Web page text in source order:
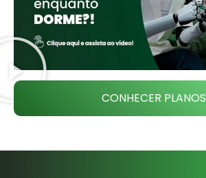
CONHECER PLANOS